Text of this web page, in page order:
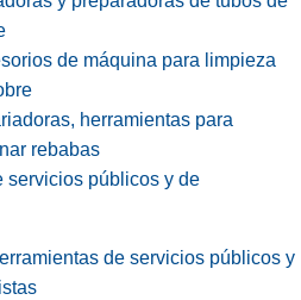
de máquina para limpieza
herramientas para
rebabas
servicios públicos y de
de servicios públicos y